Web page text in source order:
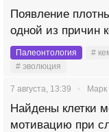
Появление
одной из причин
Палеонтология #
# эволюция
7 августа, 13:39 Марк
Найдены клетки
мотивацию при